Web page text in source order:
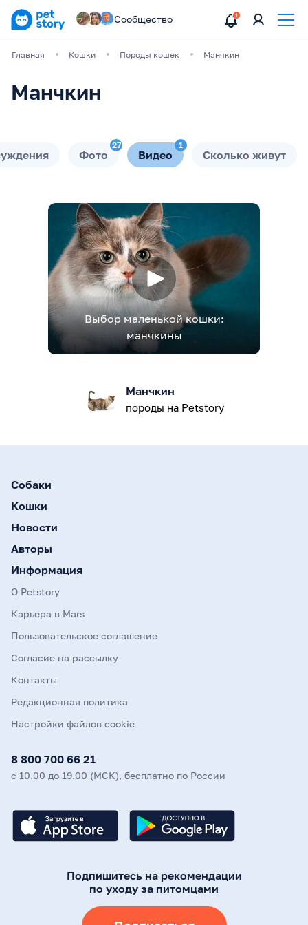
Сообщество
Главная Кошки Породы кошек Манчкин
Манчкин
Фото
27
Видео
1
Сколько живут
Выбор маленькой кошки:
манчкины
Манчкин
породы на Petstory
Собаки
Кошки
Новости
Авторы
Информация
О Petstory
Карьера в Mars
Пользовательское соглашение
Согласие на рассылку
Контакты
Редакционная политика
Настройки файлов cookie
8 800 700 66 21
с 10.00 до 19.00 (МСК), бесплатно по России
Подпишитесь на рекомендации
по уходу за питомцами